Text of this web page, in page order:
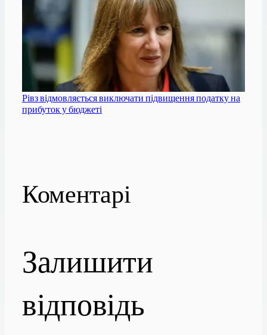
Рівз відмовляється виключати підвищення податку на
прибуток у бюджеті
Коментарі
Залишити
відповідь